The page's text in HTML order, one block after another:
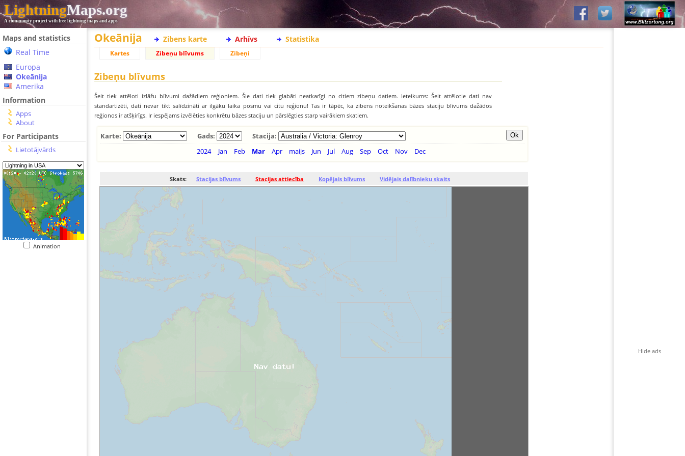
LightningMaps.org
A community project with free lightning maps and apps
Maps and statistics
Real Time
Europa
Okeānija
Amerika
Information
Apps
About
For Participants
Lietotājvārds
Animation
Okeānija Zibens karte Arhīvs Statistika
Kartes Zibeņu blīvums Zibeņi
Zibeņu blīvums
Šeit tiek attēloti izlāžu blīvumi dažādiem reģioniem. Šie dati tiek glabāti neatkarīgi no citiem zibeņu datiem. Ieteikums: Šeit attēlotie dati nav
standartizēti, dati nevar tikt salīdzināti ar ilgāku laika posmu vai citu reģionu! Tas ir tāpēc, ka zibens noteikšanas bāzes staciju blīvums dažādos
reģionos ir atšķirīgs. Ir iespējams izvēlēties konkrētu bāzes staciju un pārslēgties starp vairākiem skatiem.
Karte: Gads:
Stacija:
2024
Jan Feb Mar Apr maijs Jun Jul Aug Sep Oct Nov Dec
Skats: Stacijas blīvums Stacijas attiecība Kopējais blīvums Vidējais dalībnieku skaits
Hide ads